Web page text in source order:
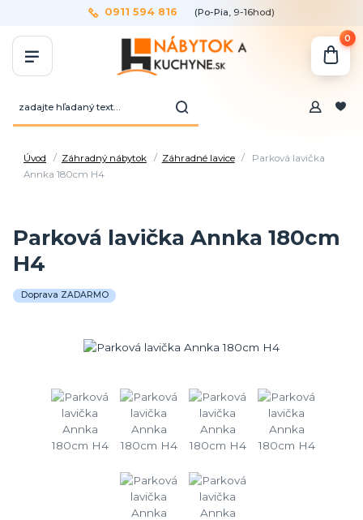
0911 594 816 (Po-Pia, 9-16hod)
0
Úvod Záhradný nábytok Záhradné lavice
Parková lavička
Annka 180cm H4
Parková lavička Annka 180cm
H4
Doprava ZADARMO